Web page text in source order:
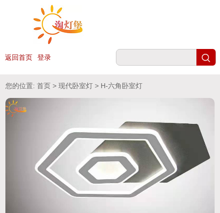
返回首页 登录
您的位置:首页 >现代卧室灯 > H-六角卧室灯